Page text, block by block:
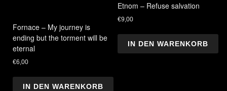
Fornace – My journey is
ending but the torment will be
eternal
€6,00
IN DEN WARENKORB
Etnom – Refuse salvation
€9,00
IN DEN WARENKORB